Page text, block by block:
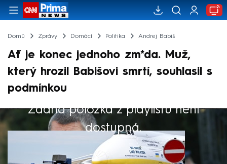
Domů Zprávy Domácí Politika Andrej Babiš
Ať je konec jednoho zm*da. Muž,
který hrozil Babišovi smrtí, souhlasil s
podmínkou
Žádná položka z playlistu není
dostupná.
Výběr redakce